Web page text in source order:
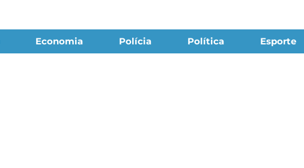
Economia Polícia Política Esporte